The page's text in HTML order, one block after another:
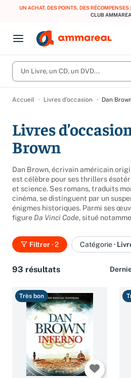
UN ACHAT, DES POINTS, DES RÉCOMPENSES :
CLUB
Open menu
Fermer le menu
CD d'occasion
Partitions
Culture à 1 €
Meilleures ventes
Nos engagements
Produits Catégories
Vous n'avez pas trouvé l'article
Activez les notifications dans votre
qu'il est en
Créer une
Un Livre, un CD, un DVD...
Accueil Livres d’occasion Dan
Livres
Brown
Dan Brown, écrivain américain
est célèbre pour ses thrillers
et science. Ses romans, traduits
cinéma, se distinguent par un
énigmes historiques. Parmi ses
figure Da Vinci Code, situé
Filtrer· 2 Catégorie·
93 résultats
Très bon